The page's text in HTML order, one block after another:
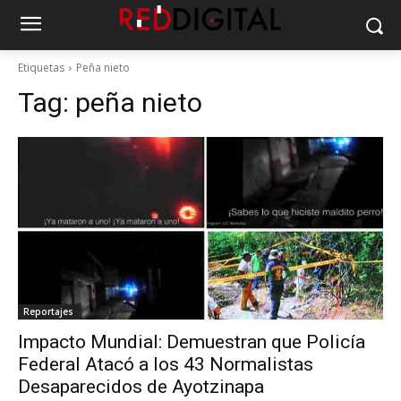
Etiquetas Peña nieto
Tag: peña nieto
Reportajes
Impacto Mundial: Demuestran que Policía
Federal Atacó a los 43 Normalistas
Desaparecidos de Ayotzinapa